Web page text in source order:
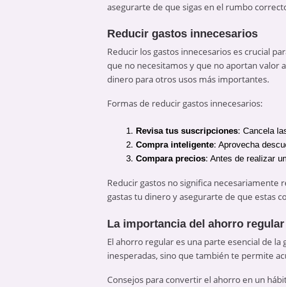
asegurarte de que sigas en el rumbo
Reducir gastos innecesarios
Reducir los gastos innecesarios es crucial
que no necesitamos y que no aportan valor
dinero para otros usos más importantes.
Formas de reducir gastos innecesarios:
Revisa tus suscripciones: Cancela
Compra inteligente: Aprovecha
Compara precios: Antes de realizar
Reducir gastos no significa necesariamente
gastas tu dinero y asegurarte de que estas
La importancia del ahorro regular
El ahorro regular es una parte esencial de
inesperadas, sino que también te permite
Consejos para convertir el ahorro en un